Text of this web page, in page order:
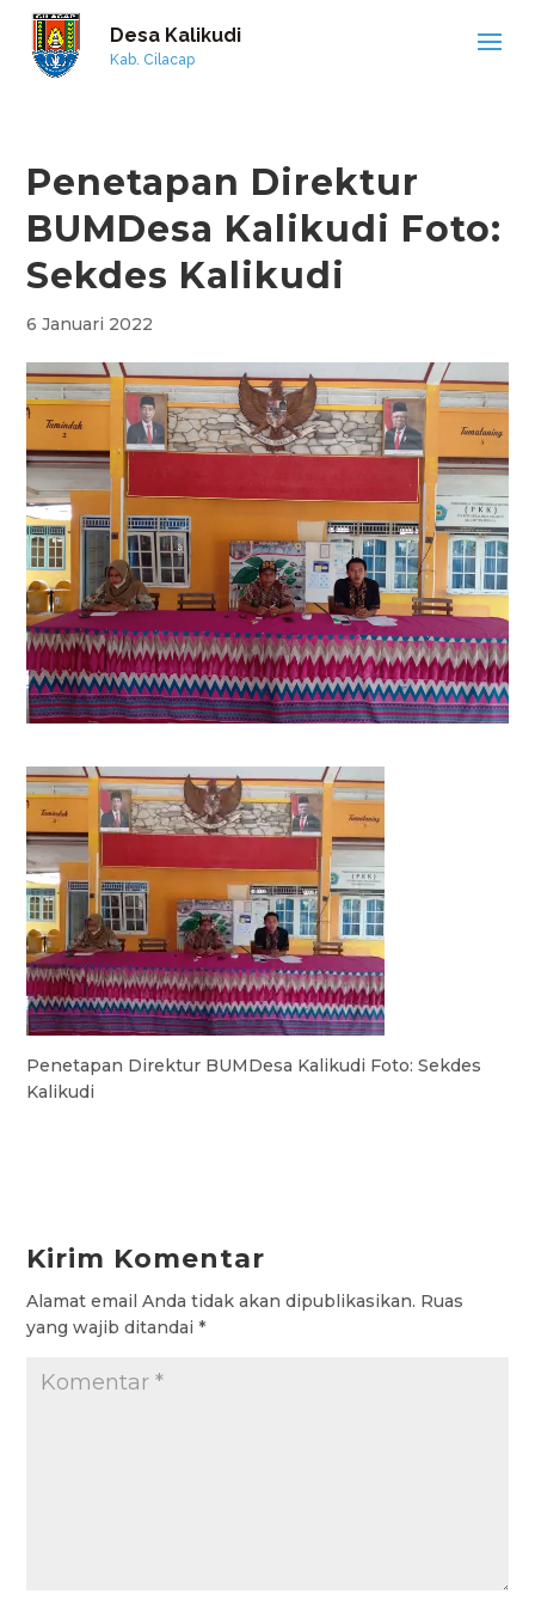
Desa Kalikudi
Kab. Cilacap
Penetapan Direktur
BUMDesa Kalikudi Foto:
Sekdes Kalikudi
6 Januari 2022
Penetapan Direktur BUMDesa Kalikudi Foto: Sekdes
Kalikudi
Kirim Komentar
Alamat email Anda tidak akan dipublikasikan. Ruas
yang wajib ditandai*